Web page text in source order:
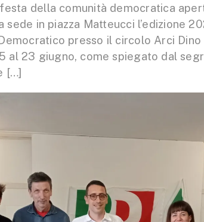
festa della comunità democratica
in piazza Matteucci l’edizione
presso il circolo Arci Dino
al 23 giugno, come spiegato dal
[…]